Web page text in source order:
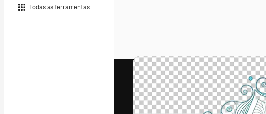
Todas as ferramentas
Vídeos
Clipes de vídeo
Animações
Modelos de vídeos
Ícones
Modelos 3D
Fontes